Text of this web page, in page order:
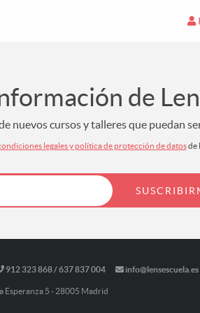
de
nuevos cursos y talleres que puedan
legales y política de protección de datosde
912 323 868 / 637 837 004 info@lensescuela.es
Esperanza 5 - 28005 Madrid